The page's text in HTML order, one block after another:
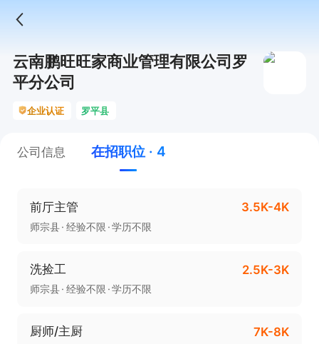
云南鹏旺旺家商业管理有限公司罗
平分公司
企业认证 罗平县
公司信息 在招职位 · 4
前厅主管 3.5K-4K
师宗县 经验不限 学历不限
洗捡工 2.5K-3K
师宗县 经验不限 学历不限
厨师/主厨 7K-8K